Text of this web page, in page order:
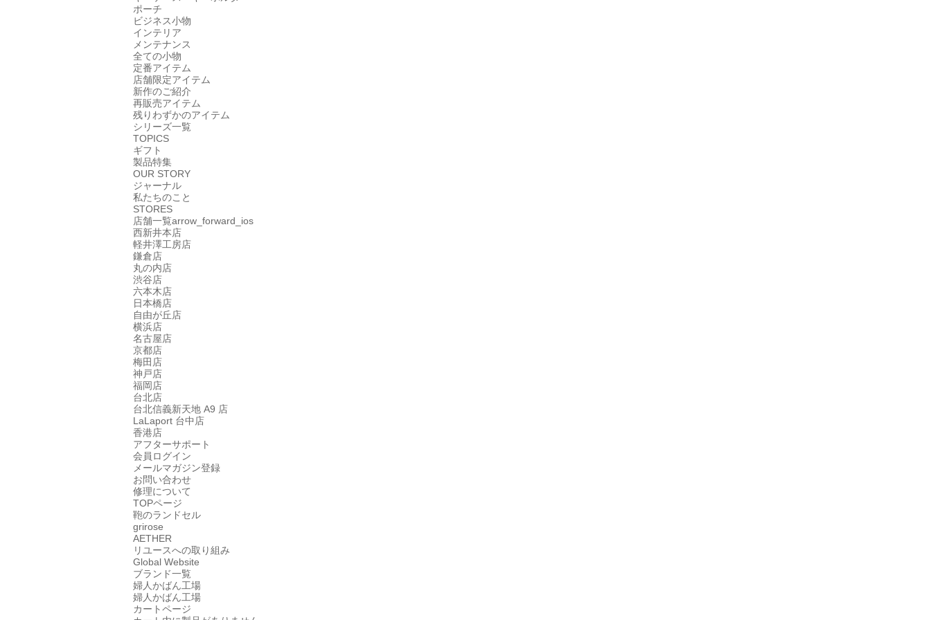
ポーチ
ビジネス小物
インテリア
メンテナンス
全ての小物
定番アイテム
店舗限定アイテム
新作のご紹介
再販売アイテム
残りわずかのアイテム
シリーズ一覧
TOPICS
ギフト
製品特集
OUR STORY
ジャーナル
私たちのこと
STORES
店舗一覧arrow_forward_ios
西新井本店
軽井澤工房店
鎌倉店
丸の内店
渋谷店
六本木店
日本橋店
自由が丘店
横浜店
名古屋店
京都店
梅田店
神戸店
福岡店
台北店
台北信義新天地 A9 店
LaLaport 台中店
香港店
アフターサポート
会員ログイン
メールマガジン登録
お問い合わせ
修理について
TOPページ
鞄のランドセル
grirose
AETHER
リユースへの取り組み
Global Website
ブランド一覧
婦人かばん工場
婦人かばん工場
カートページ